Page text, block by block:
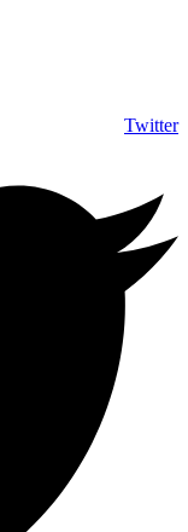
Twitter